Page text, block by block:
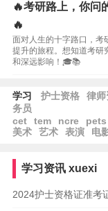
🔥考研路上，你问
🔥
面对人生的十字路口，考
提升的旅程。想知道考研
和深远影响！🎓📚
学习 护士资格 律师
务员
cet
tem ncre pets
美术
艺术 表演 电
学习资讯 xuexi
2024护士资格证准考